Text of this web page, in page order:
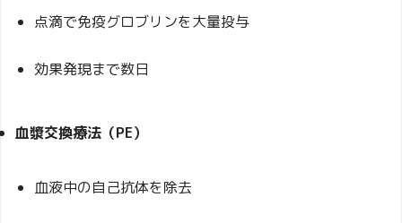
点滴で免疫グロブリンを大量投与
効果発現まで数日
血漿交換療法（PE）
血液中の自己抗体を除去